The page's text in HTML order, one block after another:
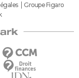
Groupe Figaro